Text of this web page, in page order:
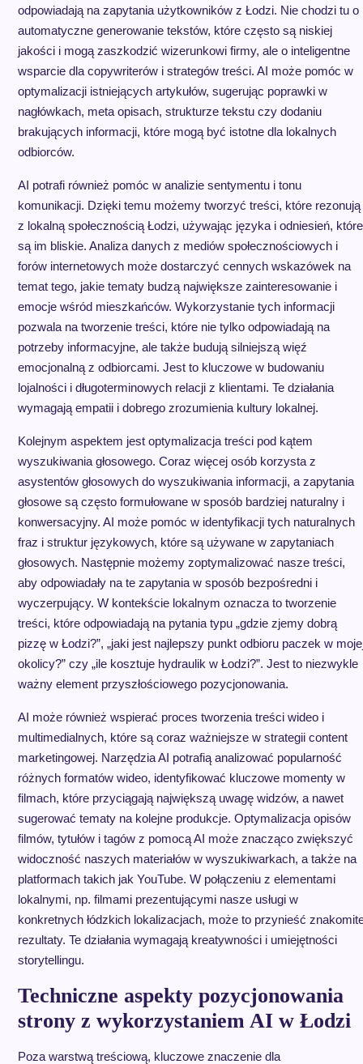
odpowiadają na zapytania użytkowników z Łodzi. Nie chodzi tu o
automatyczne generowanie tekstów, które często są niskiej
jakości i mogą zaszkodzić wizerunkowi firmy, ale o inteligentne
wsparcie dla copywriterów i strategów treści. AI może pomóc w
optymalizacji istniejących artykułów, sugerując poprawki w
nagłówkach, meta opisach, strukturze tekstu czy dodaniu
brakujących informacji, które mogą być istotne dla lokalnych
odbiorców.
AI potrafi również pomóc w analizie sentymentu i tonu
komunikacji. Dzięki temu możemy tworzyć treści, które rezonują
z lokalną społecznością Łodzi, używając języka i odniesień, które
są im bliskie. Analiza danych z mediów społecznościowych i
forów internetowych może dostarczyć cennych wskazówek na
temat tego, jakie tematy budzą największe zainteresowanie i
emocje wśród mieszkańców. Wykorzystanie tych informacji
pozwala na tworzenie treści, które nie tylko odpowiadają na
potrzeby informacyjne, ale także budują silniejszą więź
emocjonalną z odbiorcami. Jest to kluczowe w budowaniu
lojalności i długoterminowych relacji z klientami. Te działania
wymagają empatii i dobrego zrozumienia kultury lokalnej.
Kolejnym aspektem jest optymalizacja treści pod kątem
wyszukiwania głosowego. Coraz więcej osób korzysta z
asystentów głosowych do wyszukiwania informacji, a zapytania
głosowe są często formułowane w sposób bardziej naturalny i
konwersacyjny. AI może pomóc w identyfikacji tych naturalnych
fraz i struktur językowych, które są używane w zapytaniach
głosowych. Następnie możemy zoptymalizować nasze treści,
aby odpowiadały na te zapytania w sposób bezpośredni i
wyczerpujący. W kontekście lokalnym oznacza to tworzenie
treści, które odpowiadają na pytania typu „gdzie zjemy dobrą
pizzę w Łodzi?”, „jaki jest najlepszy punkt odbioru paczek w
okolicy?” czy „ile kosztuje hydraulik w Łodzi?”. Jest to niezwykle
ważny element przyszłościowego pozycjonowania.
AI może również wspierać proces tworzenia treści wideo i
multimedialnych, które są coraz ważniejsze w strategii content
marketingowej. Narzędzia AI potrafią analizować popularność
różnych formatów wideo, identyfikować kluczowe momenty w
filmach, które przyciągają największą uwagę widzów, a nawet
sugerować tematy na kolejne produkcje. Optymalizacja opisów
filmów, tytułów i tagów z pomocą AI może znacząco zwiększyć
widoczność naszych materiałów w wyszukiwarkach, a także na
platformach takich jak YouTube. W połączeniu z elementami
lokalnymi, np. filmami prezentującymi nasze usługi w
konkretnych łódzkich lokalizacjach, może to przynieść
rezultaty. Te działania wymagają kreatywności i umiejętności
storytellingu.
Techniczne aspekty pozycjonowania
strony z wykorzystaniem AI w Łodzi
Poza warstwą treściową, kluczowe znaczenie dla